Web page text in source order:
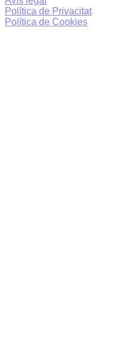
Política de Privacitat
Política de Cookies